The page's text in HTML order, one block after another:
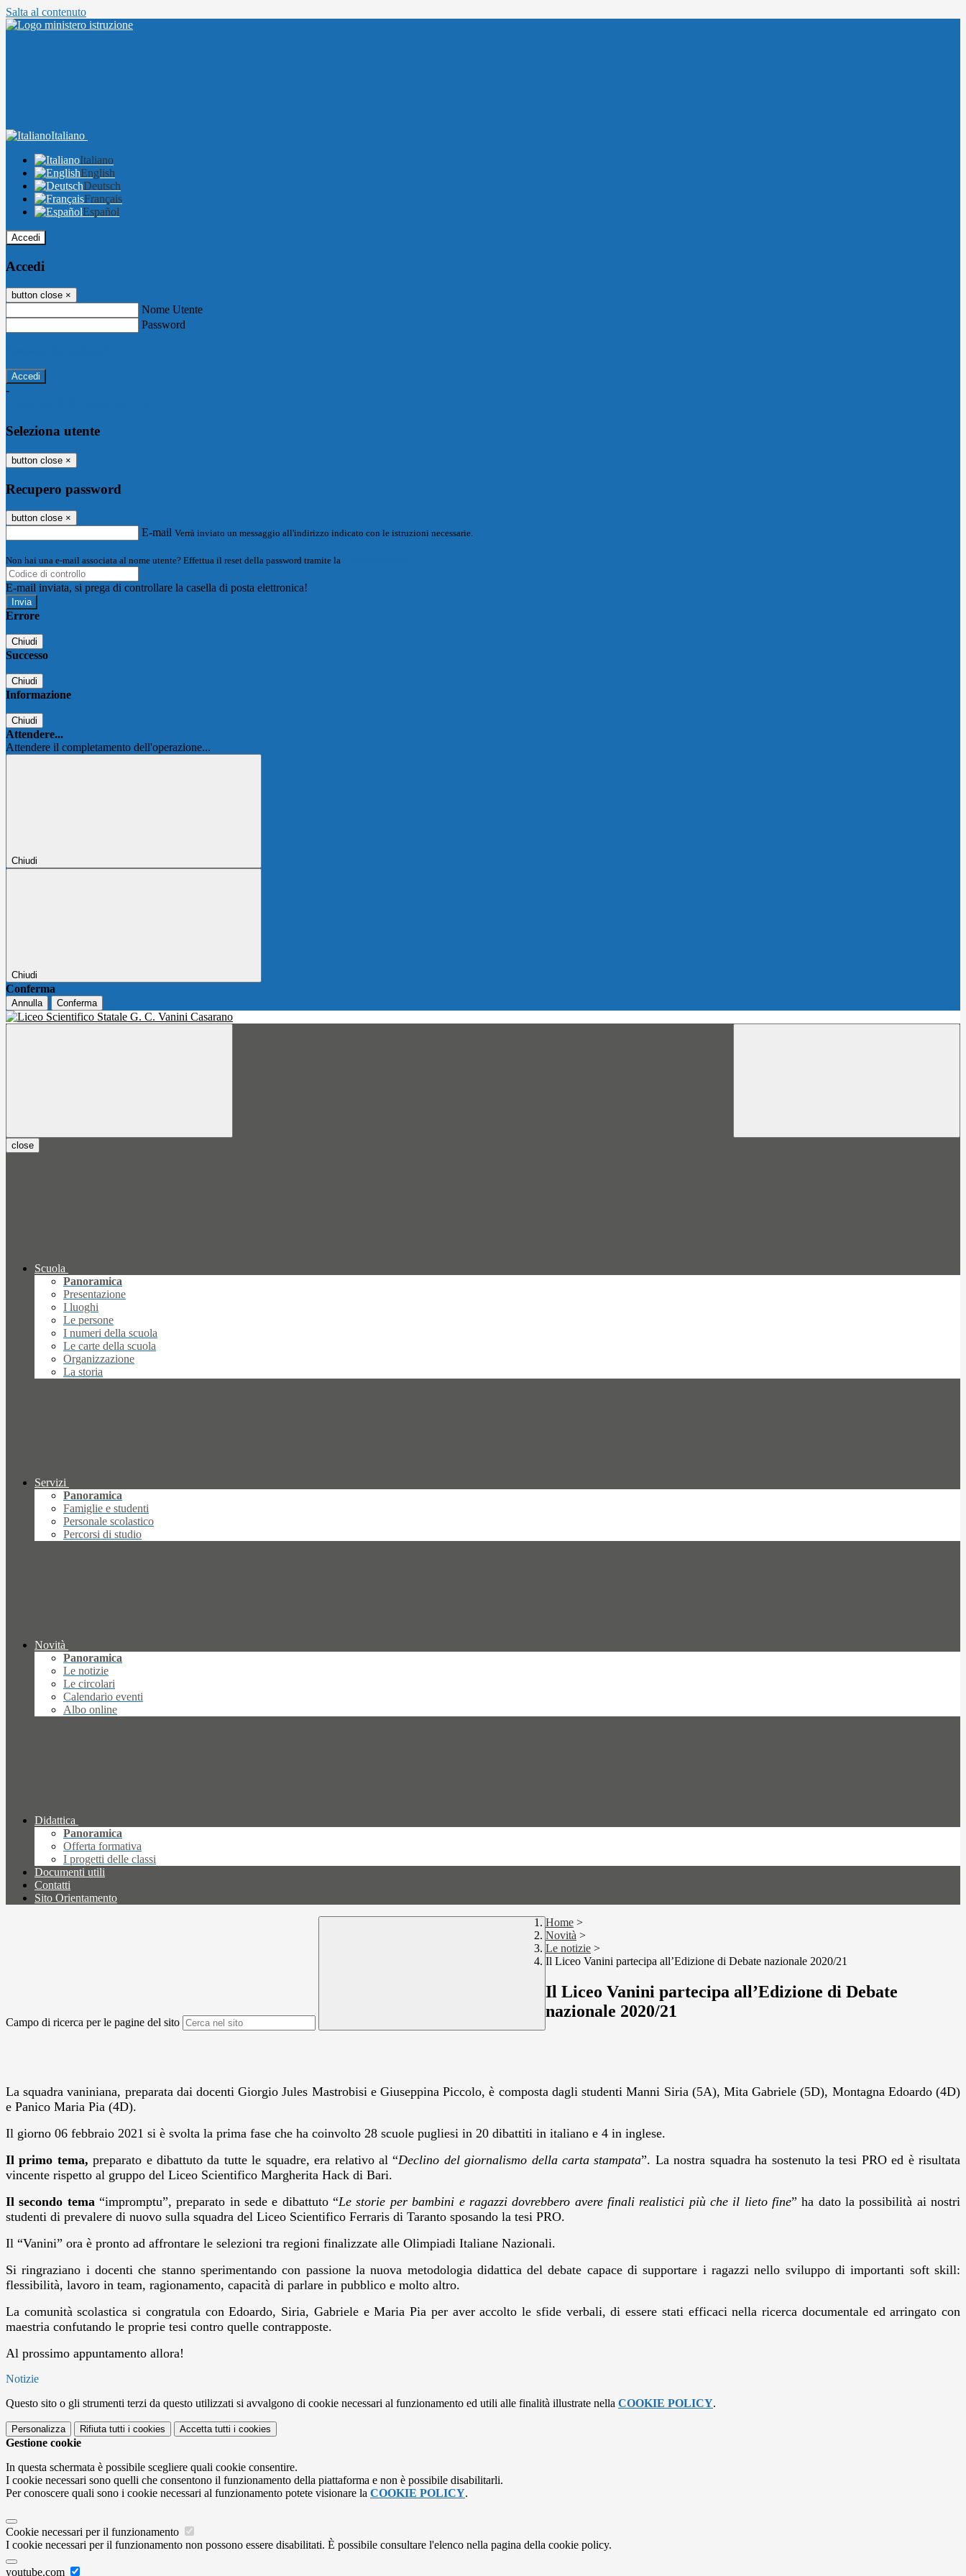
Salta al contenuto
Italiano
Italiano
English
Deutsch
Français
Español
Accedi
Accedi
button close ×
Nome Utente
Password
-
Seleziona utente
button close ×
Recupero password
button close ×
E-mail Verrà inviato un messaggio all'indirizzo indicato con le istruzioni necessarie.
Non hai una e-mail associata al nome utente? Effettua il reset della password tramite la
E-mail inviata, si prega di controllare la casella di posta elettronica!
Errore
Chiudi
Successo
Chiudi
Informazione
Chiudi
Attendere...
Attendere il completamento dell'operazione...
Chiudi
Chiudi
Conferma
Annulla Conferma
close
Scuola
Panoramica
Presentazione
I luoghi
Le persone
I numeri della scuola
Le carte della scuola
Organizzazione
La storia
Servizi
Panoramica
Famiglie e studenti
Personale scolastico
Percorsi di studio
Novità
Panoramica
Le notizie
Le circolari
Calendario eventi
Albo online
Didattica
Panoramica
Offerta formativa
I progetti delle classi
Documenti utili
Contatti
Sito Orientamento
Campo di ricerca per le pagine del sito
Home >
Novità >
Le notizie >
Il Liceo Vanini partecipa all’Edizione di Debate nazionale 2020/21
Il Liceo Vanini partecipa all’Edizione di Debate
nazionale 2020/21
La squadra vaniniana, preparata dai docenti Giorgio Jules Mastrobisi e Giuseppina Piccolo, è composta dagli studenti Manni Siria (5A), Mita Gabriele (5D), Montagna Edoardo (4D)
e Panico Maria Pia (4D).
Il giorno 06 febbraio 2021 si è svolta la prima fase che ha coinvolto 28 scuole pugliesi in 20 dibattiti in italiano e 4 in inglese.
Il primo tema, preparato e dibattuto da tutte le squadre, era relativo al “Declino del giornalismo della carta stampata”. La nostra squadra ha sostenuto la tesi PRO ed è risultata
vincente rispetto al gruppo del Liceo Scientifico Margherita Hack di Bari.
Il secondo tema“impromptu”, preparato in sede e dibattuto “Le storie per bambini e ragazzi dovrebbero avere finali realistici più che il lieto fine” ha dato la possibilità ai nostri
studenti di prevalere di nuovo sulla squadra del Liceo Scientifico Ferraris di Taranto sposando la tesi PRO.
Il “Vanini” ora è pronto ad affrontare le selezioni tra regioni finalizzate alle Olimpiadi Italiane Nazionali.
Si ringraziano i docenti che stanno sperimentando con passione la nuova metodologia didattica del debate capace di supportare i ragazzi nello sviluppo di importanti soft skill:
flessibilità, lavoro in team, ragionamento, capacità di parlare in pubblico e molto altro.
La comunità scolastica si congratula con Edoardo, Siria, Gabriele e Maria Pia per aver accolto le sfide verbali, di essere stati efficaci nella ricerca documentale ed arringato con
maestria confutando le proprie tesi contro quelle contrapposte.
Al prossimo appuntamento allora!
Notizie
Questo sito o gli strumenti terzi da questo utilizzati si avvalgono di cookie necessari al funzionamento ed utili alle finalità illustrate nella COOKIE POLICY.
Personalizza Rifiuta tutti i cookies Accetta tutti i cookies
Gestione cookie
In questa schermata è possibile scegliere quali cookie consentire.
I cookie necessari sono quelli che consentono il funzionamento della piattaforma e non è possibile disabilitarli.
Per conoscere quali sono i cookie necessari al funzionamento potete visionare la COOKIE POLICY.
Cookie necessari per il funzionamento
I cookie necessari per il funzionamento non possono essere disabilitati. È possibile consultare l'elenco nella pagina della cookie policy.
youtube.com